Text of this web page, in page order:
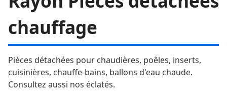
chauffage
Pièces détachées pour chaudières, poêles, inserts,
cuisinières, chauffe-bains, ballons d'eau chaude.
Consultez aussi nos éclatés.